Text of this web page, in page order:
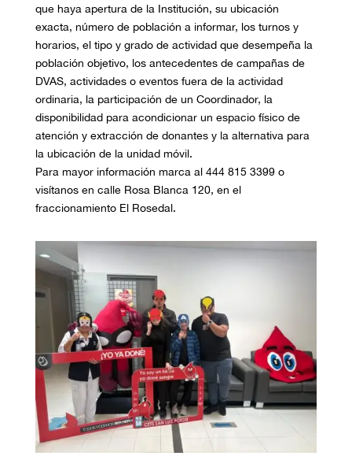
que haya apertura de la Institución, su ubicación
exacta, número de población a informar, los turnos y
horarios, el tipo y grado de actividad que desempeña la
población objetivo, los antecedentes de campañas de
DVAS, actividades o eventos fuera de la actividad
ordinaria, la participación de un Coordinador, la
disponibilidad para acondicionar un espacio físico de
atención y extracción de donantes y la alternativa para
la ubicación de la unidad móvil.
Para mayor información marca al 444 815 3399 o
visítanos en calle Rosa Blanca 120, en el
fraccionamiento El Rosedal.